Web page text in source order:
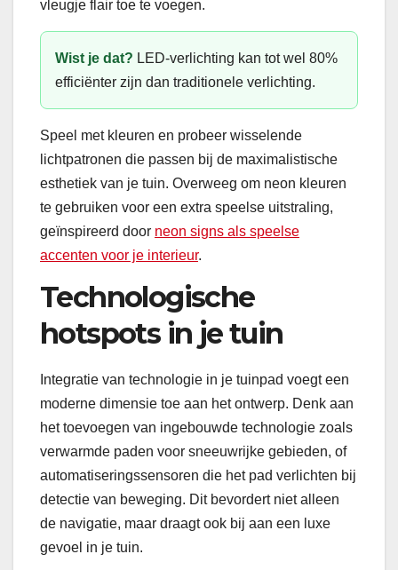
vleugje flair toe te voegen.
Wist je dat? LED-verlichting kan tot wel 80%
efficiënter zijn dan traditionele verlichting.
Speel met kleuren en probeer wisselende
lichtpatronen die passen bij de maximalistische
esthetiek van je tuin. Overweeg om neon kleuren
te gebruiken voor een extra speelse uitstraling,
geïnspireerd door neon signs als speelse
accenten voor je interieur.
Technologische
hotspots in je tuin
Integratie van technologie in je tuinpad voegt een
moderne dimensie toe aan het ontwerp. Denk aan
het toevoegen van ingebouwde technologie zoals
verwarmde paden voor sneeuwrijke gebieden, of
automatiseringssensoren die het pad verlichten bij
detectie van beweging. Dit bevordert niet alleen
de navigatie, maar draagt ook bij aan een luxe
gevoel in je tuin.